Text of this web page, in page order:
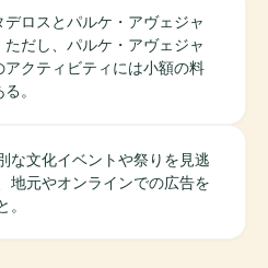
ロスとパルケ・アヴェジャ
だし、パルケ・アヴェジャ
アクティビティには小額の料
。
な文化イベントや祭りを見逃
地元やオンラインでの広告を